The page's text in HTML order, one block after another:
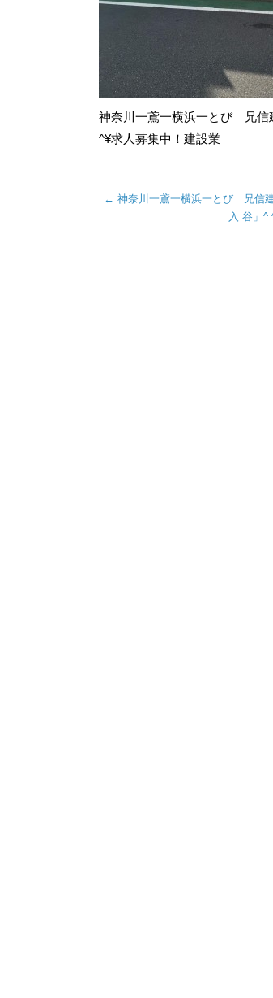
神奈川一鳶一横浜一とび 兄
^¥求人募集中！建設業
← 神奈川一鳶一横浜一とび 兄信
入 谷」^